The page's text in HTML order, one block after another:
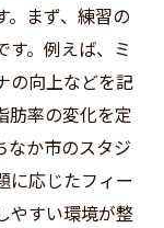
。まず、練習の
す。例えば、ミ
の向上などを記
肪率の変化を定
なか市のスタジ
に応じたフィー
やすい環境が整